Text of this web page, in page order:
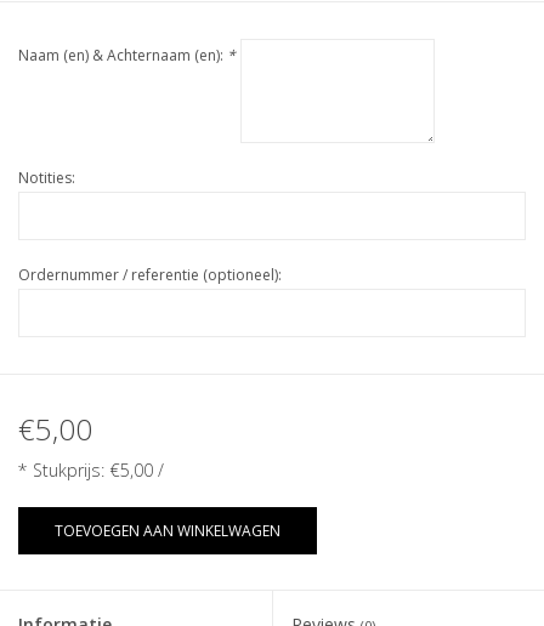
Naam (en) & Achternaam (en): *
Notities:
Ordernummer / referentie (optioneel):
€5,00
* Stukprijs: €5,00 /
TOEVOEGEN AAN WINKELWAGEN